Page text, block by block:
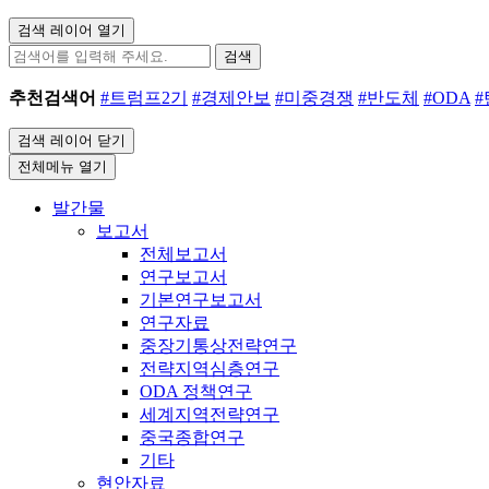
검색 레이어 열기
검색
추천검색어 #트럼프2기 #경제안보 #미중경쟁 #반도체 #ODA #
검색 레이어 닫기
전체메뉴 열기
발간물
보고서
전체보고서
연구보고서
기본연구보고서
연구자료
중장기통상전략연구
전략지역심층연구
ODA 정책연구
세계지역전략연구
중국종합연구
기타
현안자료